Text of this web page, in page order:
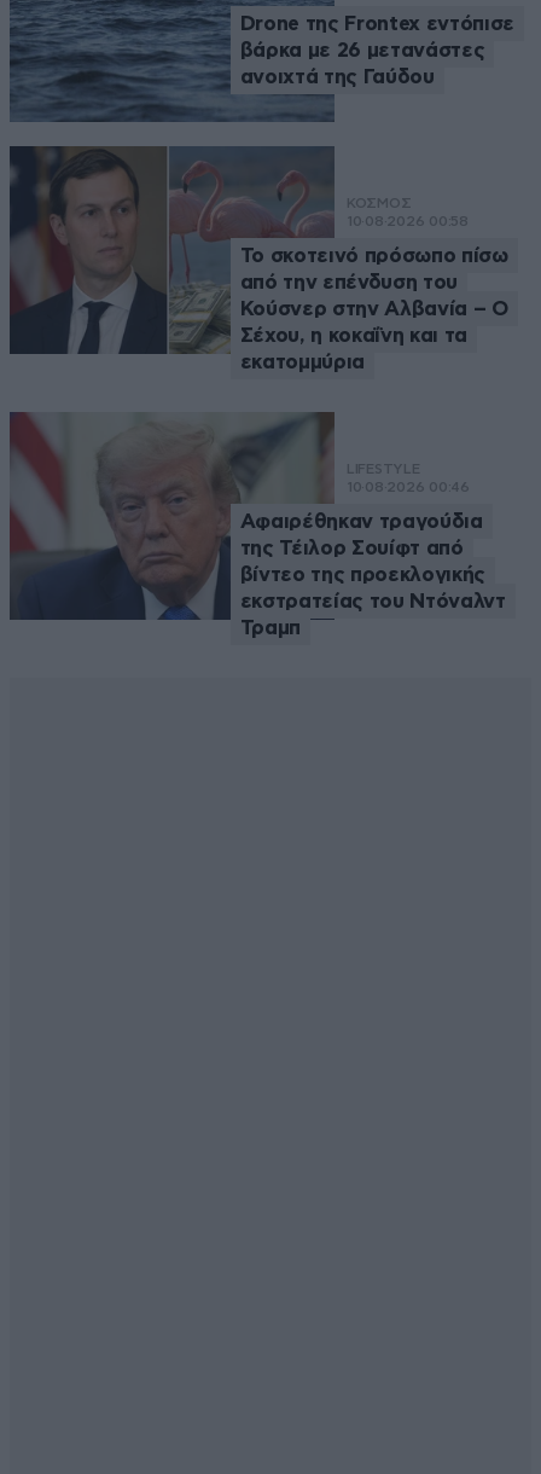
Drone της Frontex εντόπισε
βάρκα με 26 μετανάστες
ανοιχτά της Γαύδου
ΚΟΣΜΟΣ
10·08·2026 00:58
Το σκοτεινό πρόσωπο πίσω
από την επένδυση του
Κούσνερ στην Αλβανία – Ο
Σέχου, η κοκαΐνη και τα
εκατομμύρια
LIFESTYLE
10·08·2026 00:46
Αφαιρέθηκαν τραγούδια
της Τέιλορ Σουίφτ από
βίντεο της προεκλογικής
εκστρατείας του Ντόναλντ
Τραμπ